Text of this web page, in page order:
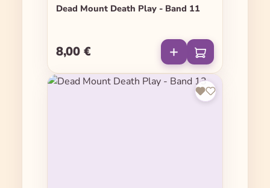
Dead Mount Death Play - Band 11
Regulärer Preis:
8,00 €